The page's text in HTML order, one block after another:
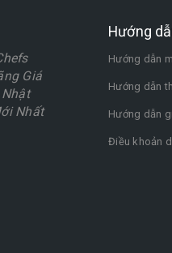
Giá
Nhật
Nhất
Hướng
Hướng dẫn
Hướng dẫn
Hướng dẫn
Điều khoản